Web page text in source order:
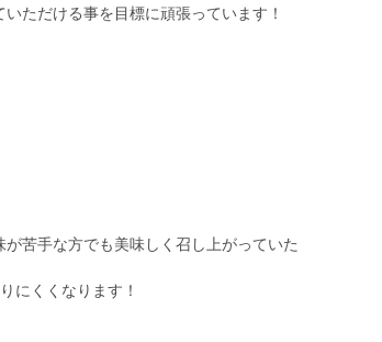
ただける事を目標に頑張っています！
苦手な方でも美味しく召し上がっていた
にくくなります！